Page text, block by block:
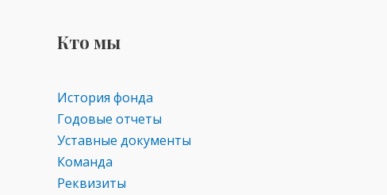
Кто мы
История фонда
Годовые отчеты
Уставные документы
Команда
Реквизиты